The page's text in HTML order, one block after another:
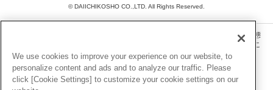
© DAIICHIKOSHO CO.,LTD. All Rights Reserved.
このサイトに掲載されている一切の文章・画像・写真・動画・音声等を、手段や形態
を問わず、著作権法の定める範囲を超えて無断で複製、転載、ファイル化などするこ
とを禁じます。
楽曲及びコンテンツは、機種によりご利用いただけない場合があります。
楽曲及びコンテンツの配信日、配信内容が変更になる場合があります。
We use cookies to improve your experience on our website, to
personalize content and ads and to analyze our traffic. Please
click [Cookie Settings] to customize your cookie settings on our